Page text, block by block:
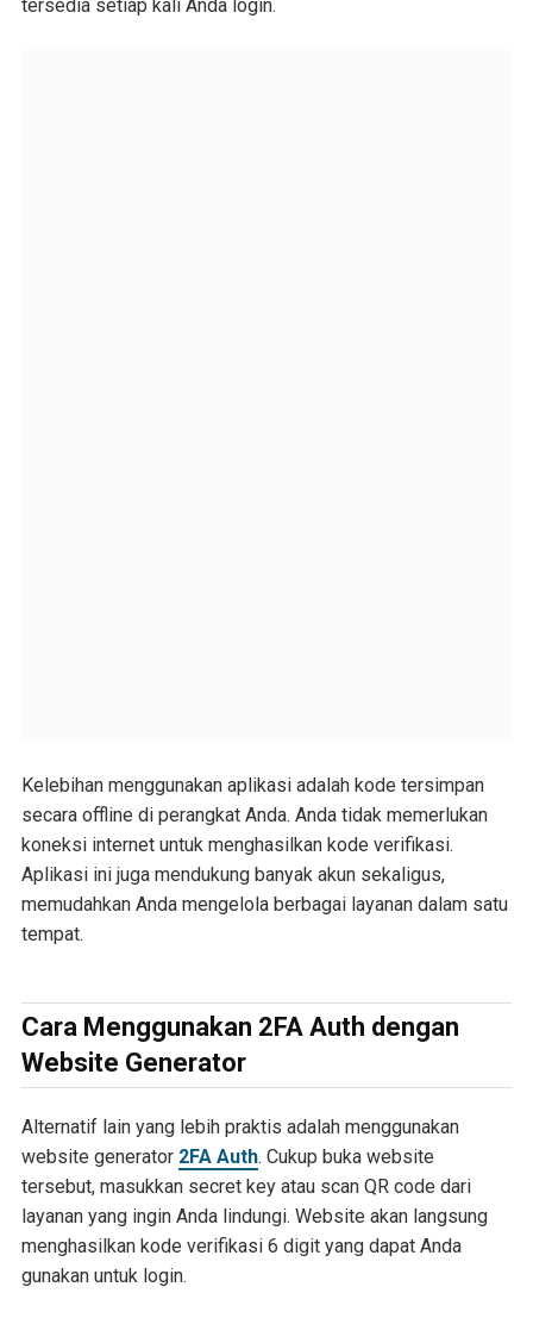
tersedia setiap kali Anda login.
Kelebihan menggunakan aplikasi adalah kode tersimpan
secara offline di perangkat Anda. Anda tidak memerlukan
koneksi internet untuk menghasilkan kode verifikasi.
Aplikasi ini juga mendukung banyak akun sekaligus,
memudahkan Anda mengelola berbagai layanan dalam satu
tempat.
Cara Menggunakan 2FA Auth dengan
Website Generator
Alternatif lain yang lebih praktis adalah menggunakan
website generator 2FA Auth. Cukup buka website
tersebut, masukkan secret key atau scan QR code dari
layanan yang ingin Anda lindungi. Website akan langsung
menghasilkan kode verifikasi 6 digit yang dapat Anda
gunakan untuk login.